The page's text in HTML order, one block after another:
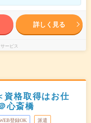
詳しく見る
ービス
資格取得はお仕
心斎橋
登録OK 派遣